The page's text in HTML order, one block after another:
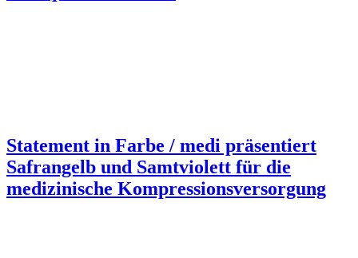
Statement in Farbe / medi präsentiert
Safrangelb und Samtviolett für die
medizinische Kompressionsversorgung